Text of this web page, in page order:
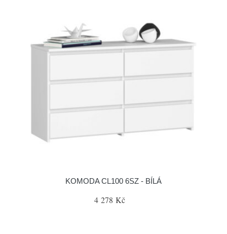
KOMODA CL100 6SZ - BÍLÁ
4 278 Kč